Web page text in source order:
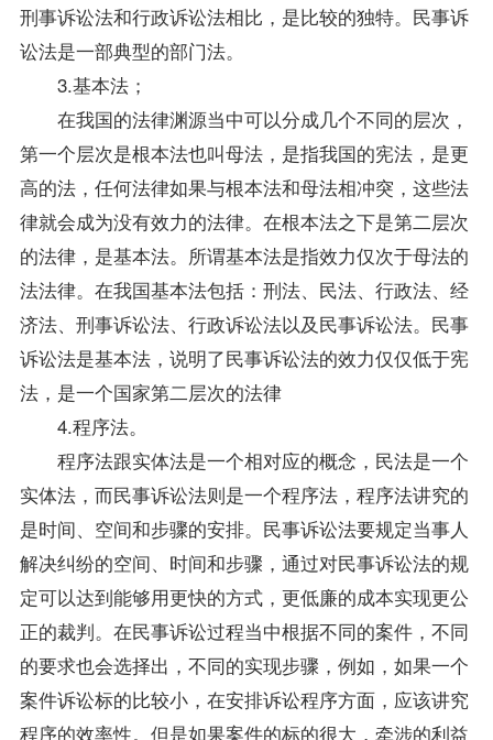
刑事诉讼法和行政诉讼法相比，是比较的独特。民事诉
讼法是一部典型的部门法。
3.基本法；
在我国的法律渊源当中可以分成几个不同的层次，
第一个层次是根本法也叫母法，是指我国的宪法，是更
高的法，任何法律如果与根本法和母法相冲突，这些法
律就会成为没有效力的法律。在根本法之下是第二层次
的法律，是基本法。所谓基本法是指效力仅次于母法的
法法律。在我国基本法包括：刑法、民法、行政法、经
济法、刑事诉讼法、行政诉讼法以及民事诉讼法。民事
诉讼法是基本法，说明了民事诉讼法的效力仅仅低于宪
法，是一个国家第二层次的法律
4.程序法。
程序法跟实体法是一个相对应的概念，民法是一个
实体法，而民事诉讼法则是一个程序法，程序法讲究的
是时间、空间和步骤的安排。民事诉讼法要规定当事人
解决纠纷的空间、时间和步骤，通过对民事诉讼法的规
定可以达到能够用更快的方式，更低廉的成本实现更公
正的裁判。在民事诉讼过程当中根据不同的案件，不同
的要求也会选择出，不同的实现步骤，例如，如果一个
案件诉讼标的比较小，在安排诉讼程序方面，应该讲究
程序的效率性。但是如果案件的标的很大，牵涉的利益